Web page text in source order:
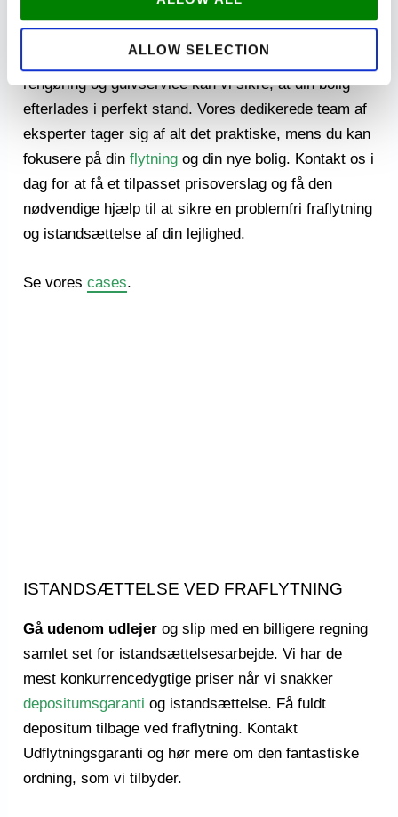
ALLOW SELECTION
Udflytningsgaranti er din nøgle til en problemfri
istandsættelse ved fraflytning af din lejebolig. Med
vores professionelle istandsættelse, malerarbejde,
rengøring og gulvservice kan vi sikre, at din bolig
efterlades i perfekt stand. Vores dedikerede team af
eksperter tager sig af alt det praktiske, mens du kan
fokusere på dinflytning og din nye bolig. Kontakt os i
dag for at få et tilpasset prisoverslag og få den
nødvendige hjælp til at sikre en problemfri fraflytning
og istandsættelse af din lejlighed.
Se vorescases.
ISTANDSÆTTELSE VED FRAFLYTNING
Gå udenom udlejer og slip med en billigere regning
samlet set for istandsættelsesarbejde. Vi har de
mest konkurrencedygtige priser når vi snakker
depositumsgaranti og istandsættelse. Få fuldt
depositum tilbage ved fraflytning. Kontakt
Udflytningsgaranti og hør mere om den fantastiske
ordning, som vi tilbyder.